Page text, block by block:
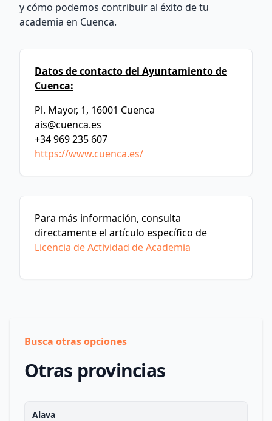
y cómo podemos contribuir al éxito de tu
academia en Cuenca.
Datos de contacto del Ayuntamiento de
Cuenca:
Pl. Mayor, 1, 16001 Cuenca
ais@cuenca.es
+34 969 235 607
https://www.cuenca.es/
Para más información, consulta
directamente el artículo específico de
Licencia de Actividad de Academia
Busca otras opciones
Otras provincias
Alava